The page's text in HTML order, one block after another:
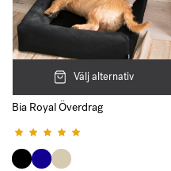
Välj alternativ
Bia Royal Överdrag